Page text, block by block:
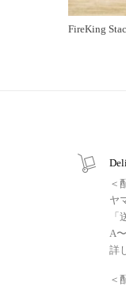
FireKing
＜
ヤ
A
詳
＜